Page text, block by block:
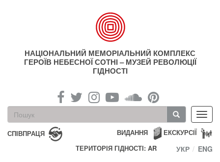
НАЦІОНАЛЬНИЙ МЕМОРІАЛЬНИЙ КОМПЛЕКС
ГЕРОЇВ НЕБЕСНОЇ СОТНІ – МУЗЕЙ РЕВОЛЮЦІЇ
ГІДНОСТІ
Пошукова
форма
Пошук
СПІВПРАЦЯ ЕКСКУРСІЇ
ВИДАННЯ
ТЕРИТОРІЯ ГІДНОСТІ: AR
УКР ENG